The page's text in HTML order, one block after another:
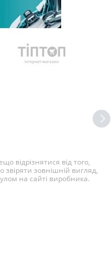
відрізнятися від того,
зовнішній вигляд,
на сайті виробника.